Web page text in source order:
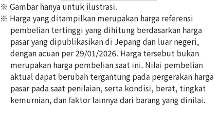
18K gold (K18) belt buckle
50,1g
Referensi Harga Buyback
Rp 111.814.583
※ Gambar hanya untuk ilustrasi.
※ Harga yang ditampilkan merupakan harga referensi
pembelian tertinggi yang dihitung berdasarkan harga
pasar yang dipublikasikan di Jepang dan luar negeri,
dengan acuan per 29/01/2026. Harga tersebut bukan
merupakan harga pembelian saat ini. Nilai pembelian
aktual dapat berubah tergantung pada pergerakan harga
pasar pada saat penilaian, serta kondisi, berat, tingkat
kemurnian, dan faktor lainnya dari barang yang dinilai.